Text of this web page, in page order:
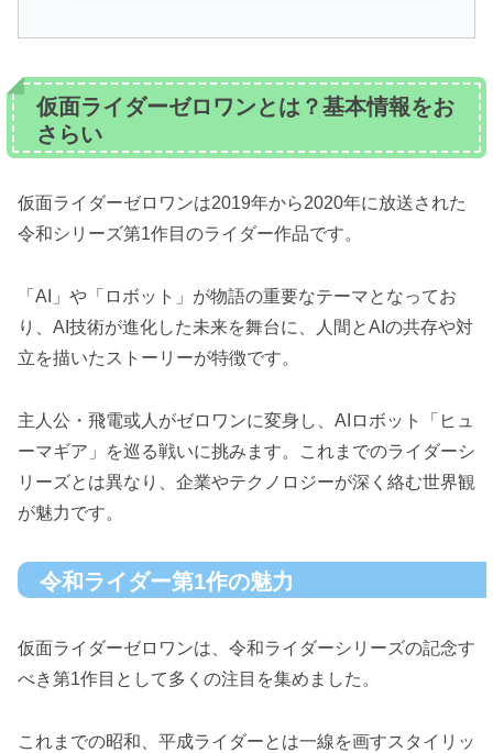
仮面ライダーゼロワンとは？基本情報をお
さらい
仮面ライダーゼロワンは2019年から2020年に放送された
令和シリーズ第1作目のライダー作品です。
「AI」や「ロボット」が物語の重要なテーマとなってお
り、AI技術が進化した未来を舞台に、人間とAIの共存や対
立を描いたストーリーが特徴です。
主人公・飛電或人がゼロワンに変身し、AIロボット「ヒュ
ーマギア」を巡る戦いに挑みます。これまでのライダーシ
リーズとは異なり、企業やテクノロジーが深く絡む世界観
が魅力です。
令和ライダー第1作の魅力
仮面ライダーゼロワンは、令和ライダーシリーズの記念す
べき第1作目として多くの注目を集めました。
これまでの昭和、平成ライダーとは一線を画すスタイリッ